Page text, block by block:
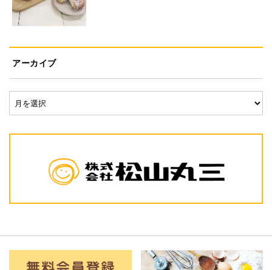
アーカイブ